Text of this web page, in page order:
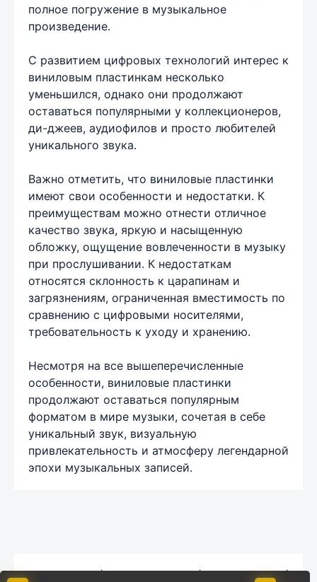
полное погружение в музыкальное
произведение.
С развитием цифровых технологий интерес к
виниловым пластинкам несколько
уменьшился, однако они продолжают
оставаться популярными у коллекционеров,
ди-джеев, аудиофилов и просто любителей
уникального звука.
Важно отметить, что виниловые пластинки
имеют свои особенности и недостатки. К
преимуществам можно отнести отличное
качество звука, яркую и насыщенную
обложку, ощущение вовлеченности в музыку
при прослушивании. К недостаткам
относятся склонность к царапинам и
загрязнениям, ограниченная вместимость по
сравнению с цифровыми носителями,
требовательность к уходу и хранению.
Несмотря на все вышеперечисленные
особенности, виниловые пластинки
продолжают оставаться популярным
форматом в мире музыки, сочетая в себе
уникальный звук, визуальную
привлекательность и атмосферу легендарной
эпохи музыкальных записей.
Комментарии